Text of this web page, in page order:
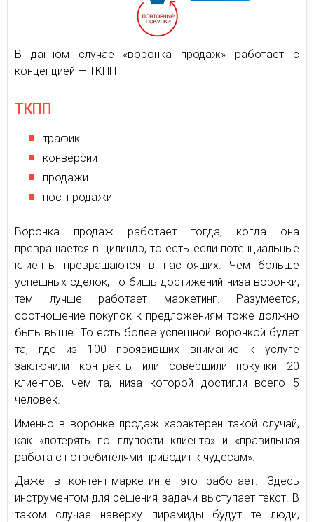
В данном случае «воронка продаж» работает с
концепцией — ТКПП
ТКПП
трафик
конверсии
продажи
постпродажи
Воронка продаж работает тогда, когда она
превращается в цилиндр, то есть если потенциальные
клиенты превращаются в настоящих. Чем больше
успешных сделок, то бишь достижений низа воронки,
тем лучше работает маркетинг. Разумеется,
соотношение покупок к предложениям тоже должно
быть выше. То есть более успешной воронкой будет
та, где из 100 проявивших внимание к услуге
заключили контракты или совершили покупки 20
клиентов, чем та, низа которой достигли всего 5
человек.
Именно в воронке продаж характерен такой случай,
как «потерять по глупости клиента» и «правильная
работа с потребителями приводит к чудесам».
Даже в контент-маркетинге это работает. Здесь
инструментом для решения задачи выступает текст. В
таком случае наверху пирамиды будут те люди,